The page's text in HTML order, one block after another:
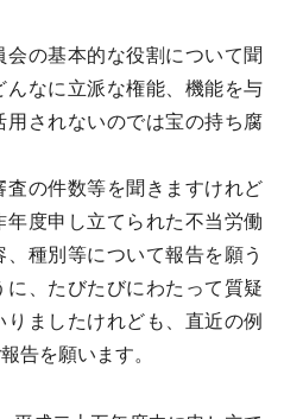
の基本的な役割について聞
なに立派な権能、機能を与
用されないのでは宝の持ち腐
の件数等を聞きますけれど
年度申し立てられた不当労働
種別等について報告を願う
に、たびたびにわたって質疑
ましたけれども、直近の例
告を願います。